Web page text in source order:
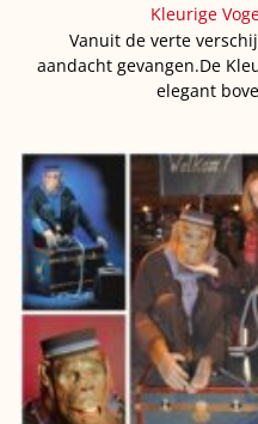
Kleurige
Vanuit de verte
aandacht gevangen.De
elegant